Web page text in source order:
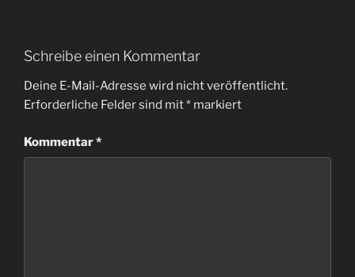
Schreibe einen Kommentar
Deine E-Mail-Adresse wird nicht veröffentlicht.
Erforderliche Felder sind mit* markiert
Kommentar*